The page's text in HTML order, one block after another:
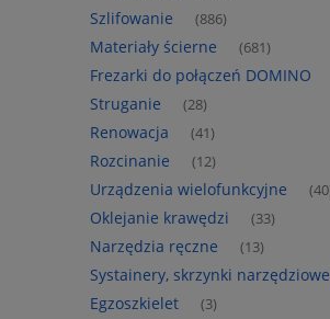
Szlifowanie (886)
Materiały ścierne (681)
Frezarki do połączeń DOMINO
Struganie (28)
Renowacja (41)
Rozcinanie (12)
Urządzenia wielofunkcyjne
Oklejanie krawędzi (33)
Narzędzia ręczne (13)
Systainery, skrzynki narzędziowe
Egzoszkielet (3)